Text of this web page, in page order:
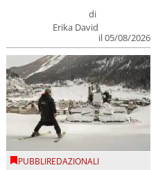
di
Erika David
il 05/08/2026
PUBBLIREDAZIONALI